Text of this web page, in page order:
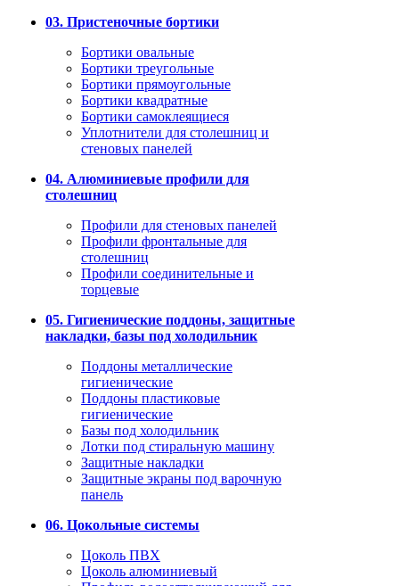
03. Пристеночные бортики
Бортики овальные
Бортики треугольные
Бортики прямоугольные
Бортики квадратные
Бортики самоклеящиеся
Уплотнители для столешниц и
стеновых панелей
04. Алюминиевые профили для
столешниц
Профили для стеновых панелей
Профили фронтальные для
столешниц
Профили соединительные и
торцевые
05. Гигиенические поддоны, защитные
накладки, базы под холодильник
Поддоны металлические
гигиенические
Поддоны пластиковые
гигиенические
Базы под холодильник
Лотки под стиральную машину
Защитные накладки
Защитные экраны под варочную
панель
06. Цокольные системы
Цоколь ПВХ
Цоколь алюминиевый